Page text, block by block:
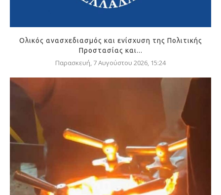
Ολικός ανασχεδιασμός και ενίσχυση της Πολιτικής
Προστασίας και...
Παρασκευή, 7 Αυγούστου 2026, 15:24